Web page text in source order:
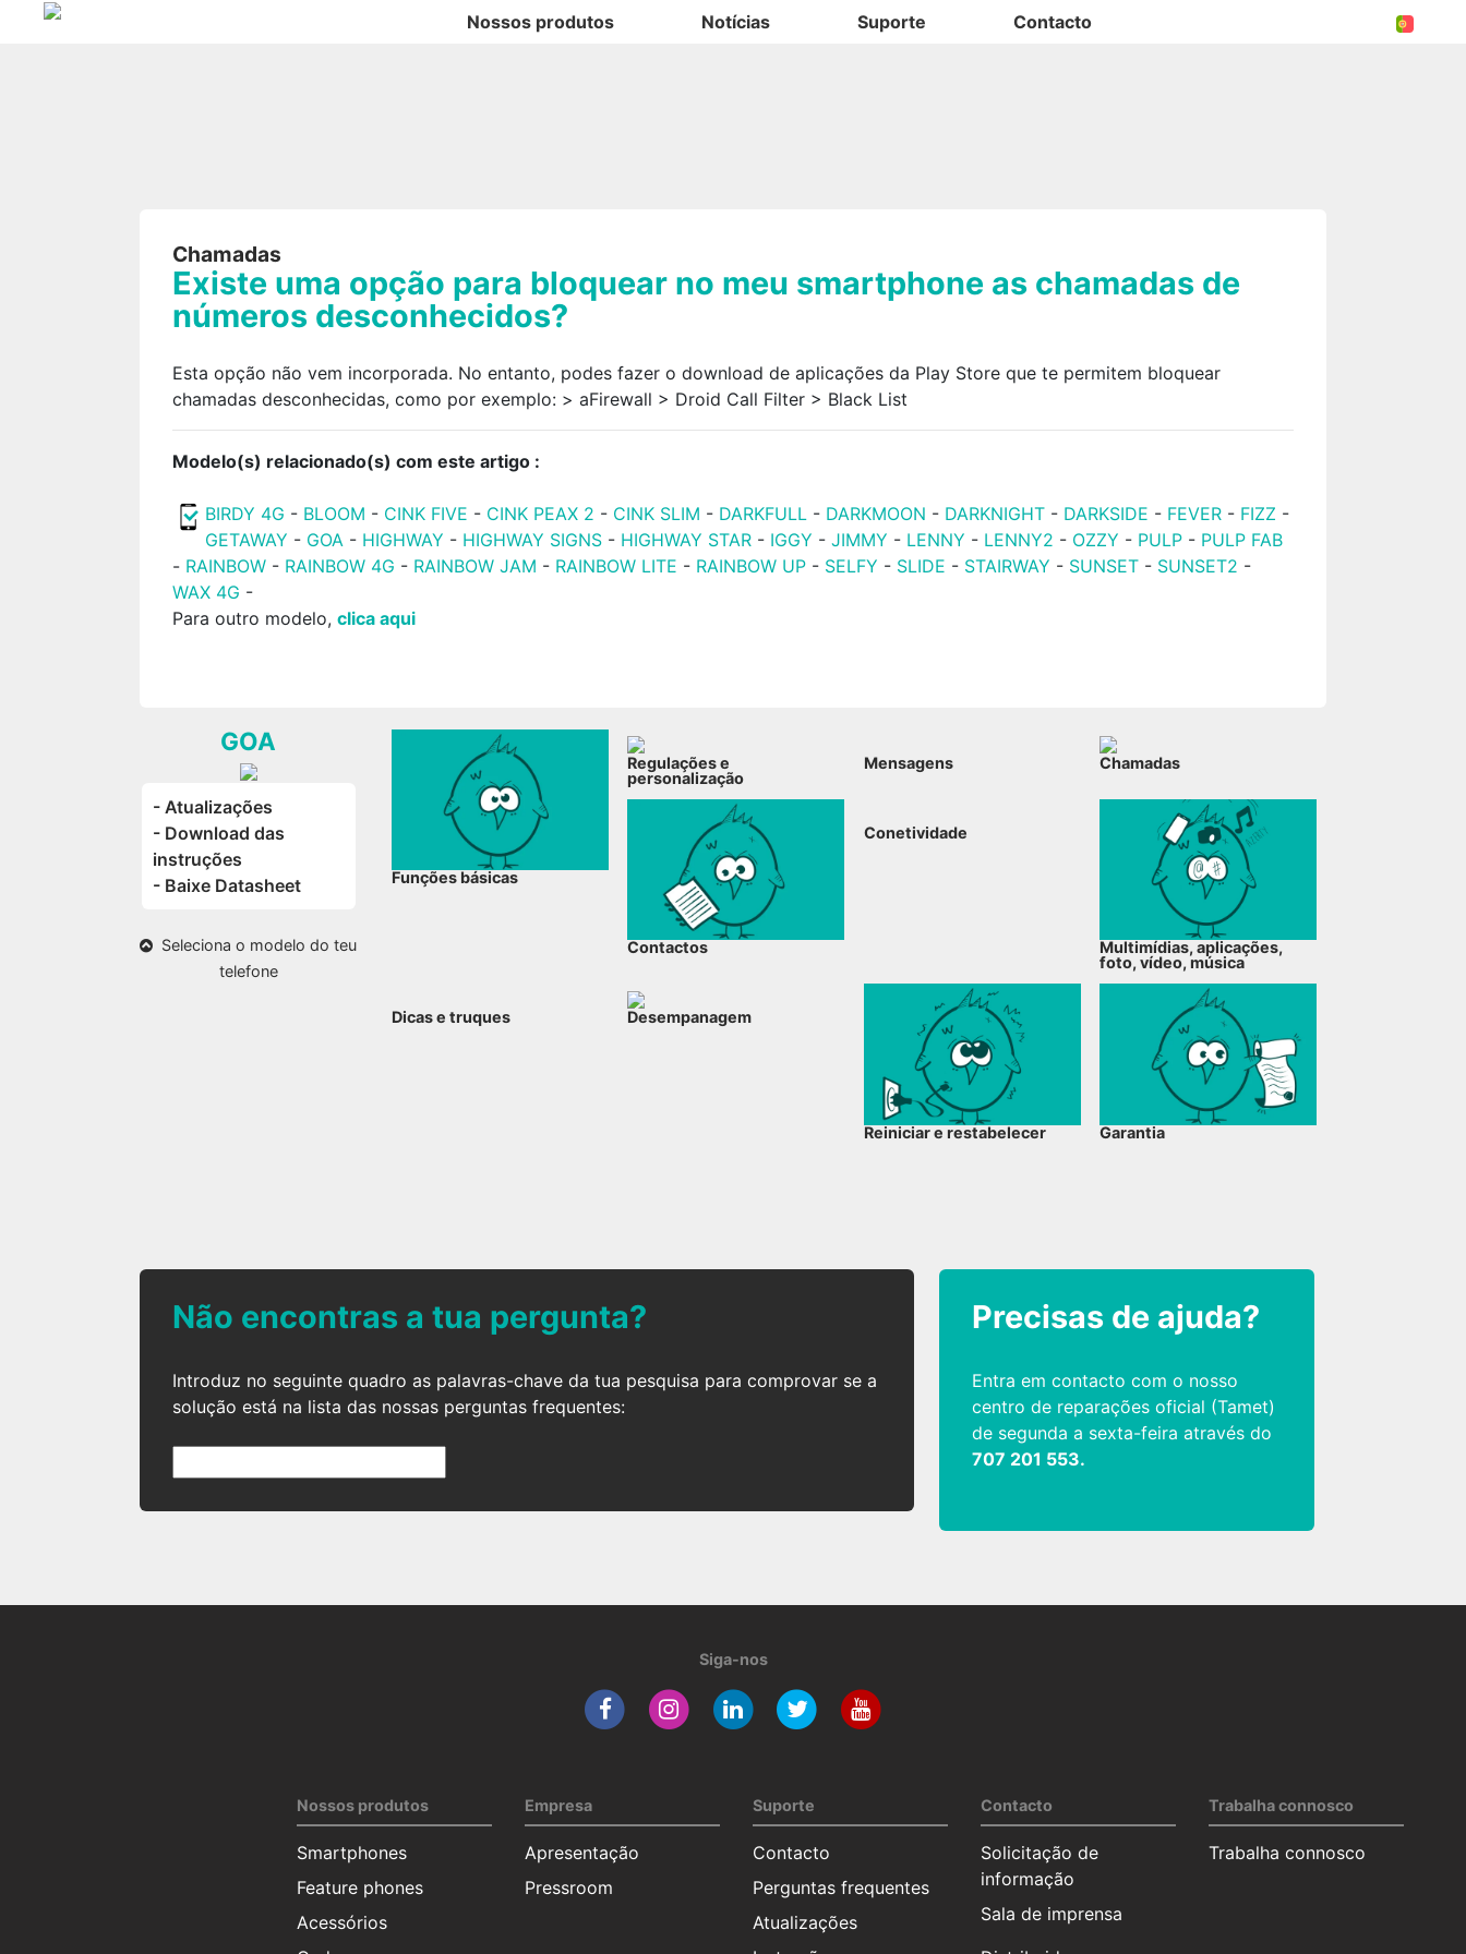
Nossos produtos Notícias Suporte Contacto
Chamadas
Existe uma opção para bloquear no meu smartphone as chamadas de
números desconhecidos?
Esta opção não vem incorporada. No entanto, podes fazer o download de aplicações da Play Store que te permitem bloquear
chamadas desconhecidas, como por exemplo: > aFirewall > Droid Call Filter > Black List
Modelo(s) relacionado(s) com este artigo :
BIRDY 4G - BLOOM - CINK FIVE - CINK PEAX 2 - CINK SLIM - DARKFULL - DARKMOON - DARKNIGHT - DARKSIDE - FEVER - FIZZ -
GETAWAY - GOA - HIGHWAY - HIGHWAY SIGNS - HIGHWAY STAR - IGGY -JIMMY - LENNY - LENNY2 - OZZY - PULP - PULP FAB
- RAINBOW - RAINBOW 4G - RAINBOW JAM - RAINBOW LITE - RAINBOW UP - SELFY - SLIDE - STAIRWAY - SUNSET - SUNSET2 -
WAX 4G -
Para outro modelo,clica aqui
GOA
- Atualizações
- Download das
instruções
- Baixe Datasheet
Seleciona o modelo do teu
telefone
Funções básicas
Regulações e
personalização
Mensagens Chamadas
Contactos
Conetividade
Multimídias, aplicações,
foto, vídeo, música
Dicas e truques Desempanagem
Reiniciar e restabelecer Garantia
Não encontras a tua pergunta?
Introduz no seguinte quadro as palavras-chave da tua pesquisa para comprovar se a
solução está na lista das nossas perguntas frequentes:
Precisas de ajuda?
Entra em contacto com o nosso
centro de reparações oficial (Tamet)
de segunda a sexta-feira através do
707 201 553.
Siga-nos
Nossos produtos
Smartphones
Feature phones
Acessórios
Empresa
Apresentação
Pressroom
Suporte
Contacto
Perguntas frequentes
Atualizações
Contacto
Solicitação de
informação
Sala de imprensa
Trabalha connosco
Trabalha connosco